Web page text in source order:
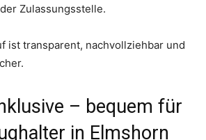
Zulassungsstelle.
ist transparent, nachvollziehbar und
– bequem für
in Elmshorn